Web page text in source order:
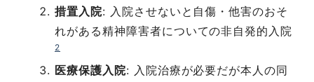
措置入院: 入院させないと自傷・他害のおそ
れがある精神障害者についての非自発的入院
2
医療保護入院: 入院治療が必要だが本人の同